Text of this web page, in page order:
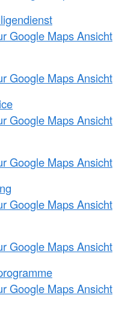
Google Maps Ansicht
Google Maps Ansicht
Google Maps Ansicht
Google Maps Ansicht
Google Maps Ansicht
Google Maps Ansicht
Google Maps Ansicht